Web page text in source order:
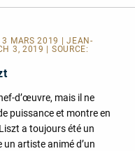
3 MARS 2019 | JEAN-
3, 2019 | SOURCE:
d’œuvre, mais il ne
puissance et montre en
a toujours été un
un artiste animé d’un